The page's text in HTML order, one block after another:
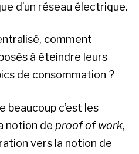
d’un réseau électrique.
comment
à éteindre leurs
de consommation ?
beaucoup c’est les
notion de proof of work,
vers la notion de